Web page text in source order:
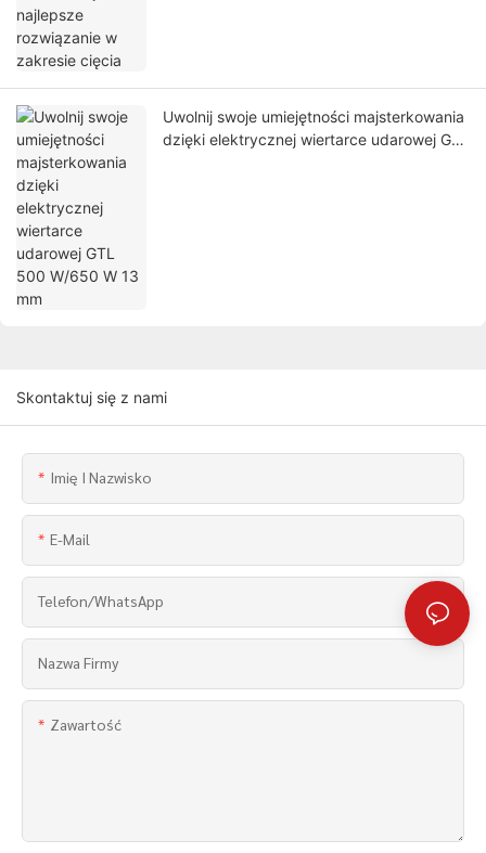
Uwolnij swoje umiejętności majsterkowania
dzięki elektrycznej wiertarce udarowej GTL
Skontaktuj się z nami
Imię I Nazwisko
E-Mail
Telefon/WhatsApp
Nazwa Firmy
Zawartość